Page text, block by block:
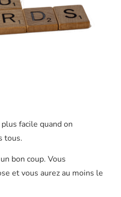
facile quand on
tous.
bon coup. Vous
et vous aurez au moins le